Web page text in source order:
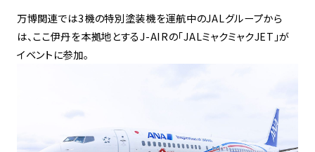
万博関連では3機の特別塗装機を運航中のJALグループから
は、ここ伊丹を本拠地とするJ-AIRの「JALミャクミャクJET」が
イベントに参加。